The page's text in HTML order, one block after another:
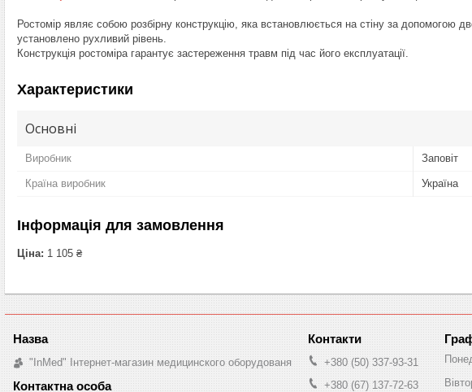
Ростомір являє собою розбірну конструкцію, яка встановлюється на стіну за допомогою
установлено рухливий рівень.
Конструкція ростоміра гарантує застереження травм під час його експлуатації.
Характеристики
Основні
Виробник Заповіт
Країна виробник Україна
Інформація для замовлення
Ціна: 1 105 ₴
"InMed" Інтернет-магазин медицинского оборудованя
+380 (50) 337-93-31
+380 (67) 137-72-63